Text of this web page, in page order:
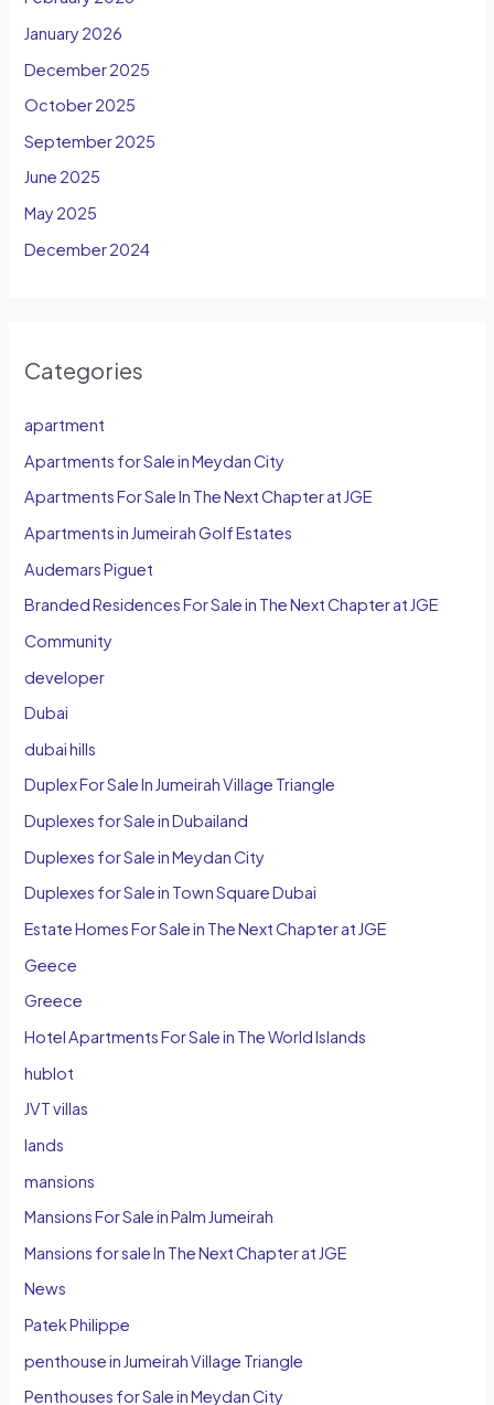
January 2026
December 2025
October 2025
September 2025
June 2025
May 2025
December 2024
Categories
apartment
Apartments for Sale in Meydan City
Apartments For Sale In The Next Chapter at JGE
Apartments in Jumeirah Golf Estates
Audemars Piguet
Branded Residences For Sale in The Next Chapter at JGE
Community
developer
Dubai
dubai hills
Duplex For Sale In Jumeirah Village Triangle
Duplexes for Sale in Dubailand
Duplexes for Sale in Meydan City
Duplexes for Sale in Town Square Dubai
Estate Homes For Sale in The Next Chapter at JGE
Geece
Greece
Hotel Apartments For Sale in The World Islands
hublot
JVT villas
lands
mansions
Mansions For Sale in Palm Jumeirah
Mansions for sale In The Next Chapter at JGE
News
Patek Philippe
penthouse in Jumeirah Village Triangle
Penthouses for Sale in Meydan City